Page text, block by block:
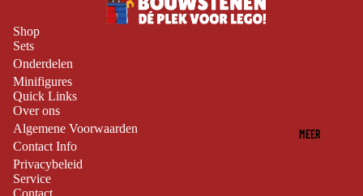
MEER
Shop
Sets
Onderdelen
Minifigures
Quick Links
Over ons
Algemene Voorwaarden
Contact Info
Privacybeleid
Service